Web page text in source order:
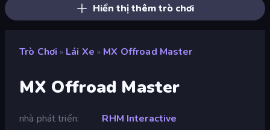
Hiển thị thêm trò chơi
Trò Chơi » Lái Xe » MX Offroad Master
MX Offroad Master
nhà phát triển
RHM Interactive